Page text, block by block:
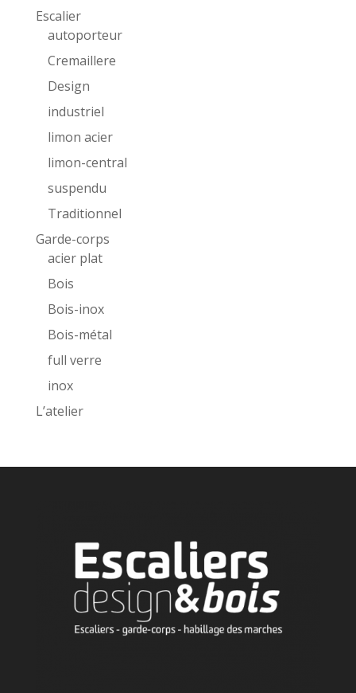
Escalier
autoporteur
Cremaillere
Design
industriel
limon acier
limon-central
suspendu
Traditionnel
Garde-corps
acier plat
Bois
Bois-inox
Bois-métal
full verre
inox
L’atelier